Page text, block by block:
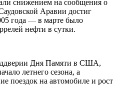
снижением на сообщения о
Аравии достиг
года — в марте было
нефти в сутки.
Дня Памяти в США,
летнего сезона, а
поездок на автомобиле и рост